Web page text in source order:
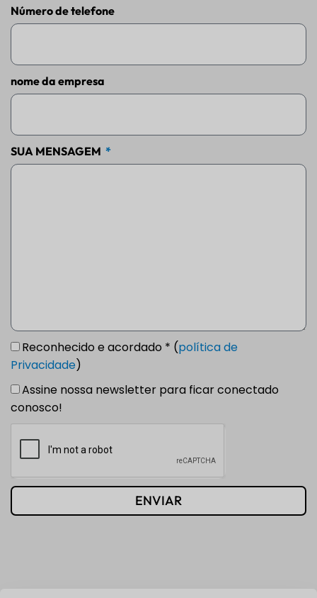
Número de telefone
nome da empresa
SUA MENSAGEM
Reconhecido e acordado * (política de
Privacidade)
Assine nossa newsletter para ficar conectado
conosco!
ENVIAR